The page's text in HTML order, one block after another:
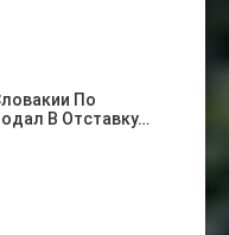
По
В Отставку…